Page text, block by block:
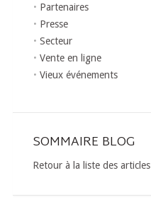
Partenaires
Presse
Secteur
Vente en ligne
Vieux événements
SOMMAIRE BLOG
Retour à la liste des articles